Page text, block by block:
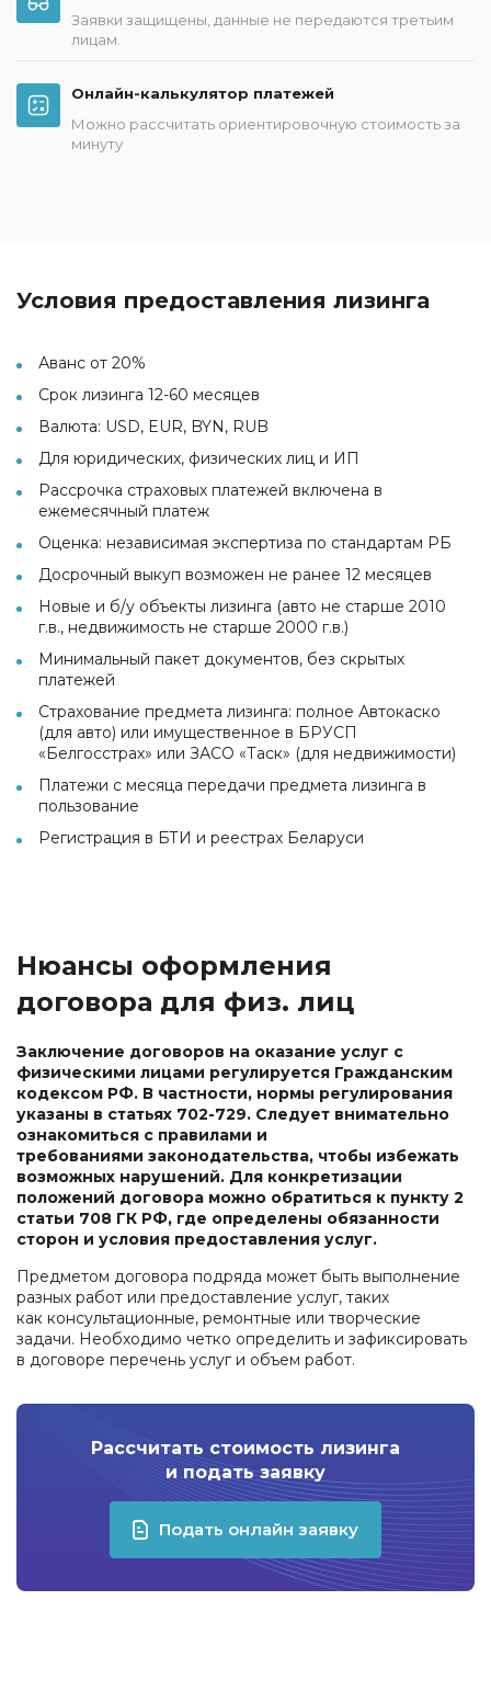
Заявки защищены, данные не передаются третьим
лицам.
Онлайн-калькулятор платежей
Можно рассчитать ориентировочную стоимость за
минуту
Условия предоставления лизинга
Аванс от 20%
Срок лизинга 12-60 месяцев
Валюта: USD, EUR, BYN, RUB
Для юридических, физических лиц и ИП
Рассрочка страховых платежей включена в
ежемесячный платеж
Оценка: независимая экспертиза по стандартам РБ
Досрочный выкуп возможен не ранее 12 месяцев
Новые и б/у объекты лизинга (авто не старше 2010
г.в., недвижимость не старше 2000 г.в.)
Минимальный пакет документов, без скрытых
платежей
Страхование предмета лизинга: полное Автокаско
(для авто) или имущественное в БРУСП
«Белгосстрах» или ЗАСО «Таск» (для недвижимости)
Платежи с месяца передачи предмета лизинга в
пользование
Регистрация в БТИ и реестрах Беларуси
Нюансы оформления
договора для физ. лиц
Заключение договоров на оказание услуг с
физическими лицами регулируется Гражданским
кодексом РФ. В частности, нормы регулирования
указаны в статьях 702-729. Следует внимательно
ознакомиться с правилами и
требованиями законодательства, чтобы избежать
возможных нарушений. Для конкретизации
положений договора можно обратиться к пункту 2
статьи 708 ГК РФ, где определены обязанности
сторон и условия предоставления услуг.
Предметом договора подряда может быть выполнение
разных работ или предоставление услуг, таких
как консультационные, ремонтные или творческие
задачи. Необходимо четко определить и зафиксировать
в договоре перечень услуг и объем работ.
Рассчитать стоимость лизинга
и подать заявку
Подать онлайн заявку